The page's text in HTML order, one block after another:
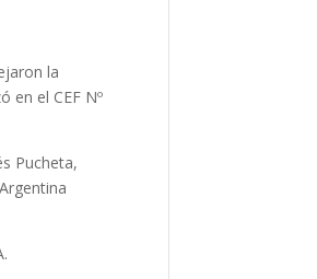
la
en el CEF Nº
Pucheta,